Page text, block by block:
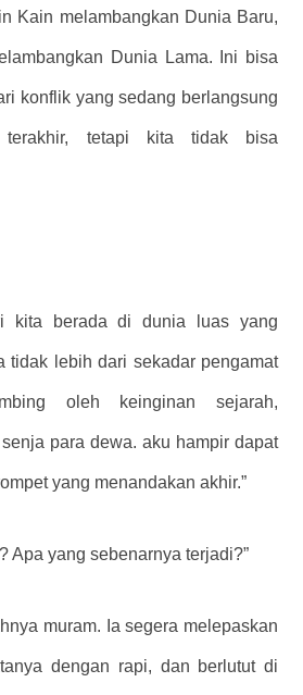
Kain melambangkan Dunia Baru,
Dunia Lama. Ini bisa
konflik yang sedang berlangsung
terakhir, tetapi kita tidak bisa
kita berada di dunia luas yang
tidak lebih dari sekadar pengamat
oleh keinginan sejarah,
para dewa. aku hampir dapat
yang menandakan akhir.”
Apa yang sebenarnya terjadi?”
muram. Ia segera melepaskan
dengan rapi, dan berlutut di